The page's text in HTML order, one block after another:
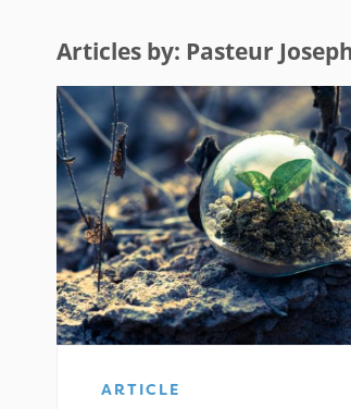
Articles by: Pasteur
ARTICLE